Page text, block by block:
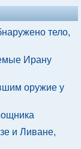
тело,
Ирану
оружие у
и Ливане,